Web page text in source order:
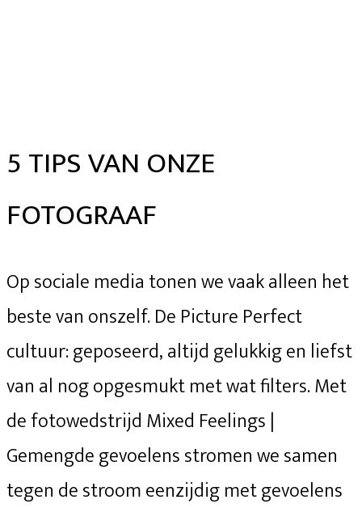
5 TIPS VAN ONZE
FOTOGRAAF
Op sociale media tonen we vaak alleen het
beste van onszelf. De Picture Perfect
cultuur: geposeerd, altijd gelukkig en liefst
van al nog opgesmukt met wat filters. Met
de fotowedstrijd Mixed Feelings |
Gemengde gevoelens stromen we samen
tegen de stroom eenzijdig met gevoelens